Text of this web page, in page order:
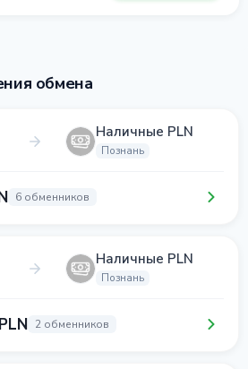
обмена
Наличные PLN
Познань
6 обменников
Наличные PLN
Познань
2 обменников